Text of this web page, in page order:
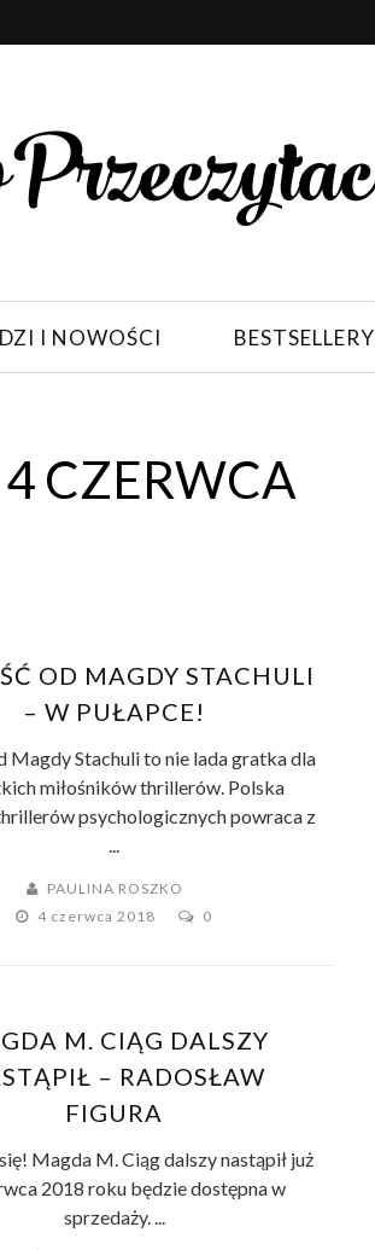
I NOWOŚCI BESTSELLERY
CZERWCA
OD MAGDY STACHULI
– W PUŁAPCE!
Magdy Stachuli to nie lada gratka dla
miłośników thrillerów. Polska
psychologicznych powraca z
...
PAULINA ROSZKO
4 czerwca 2018
0
M. CIĄG DALSZY
– RADOSŁAW
FIGURA
Magda M. Ciąg dalszy nastąpił już
2018 roku będzie dostępna w
sprzedaży. ...